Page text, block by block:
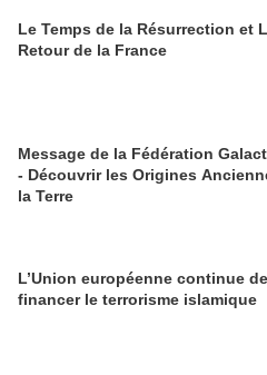
Le Temps de la Résurrection et
Retour de la France
Message de la Fédération
- Découvrir les Origines
la Terre
L’Union européenne continue de
financer le terrorisme islamique